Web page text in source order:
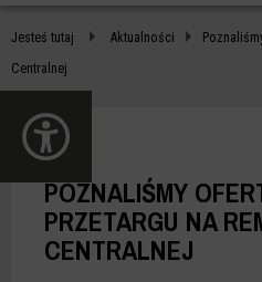
POZNALIŚMY
OFERTY
W
PRZETARGU
NA
REMONT
ALEI
Jesteś tutaj Aktualności
Centralnej
POZNALIŚMY
PRZETARGU NA
CENTRALNEJ